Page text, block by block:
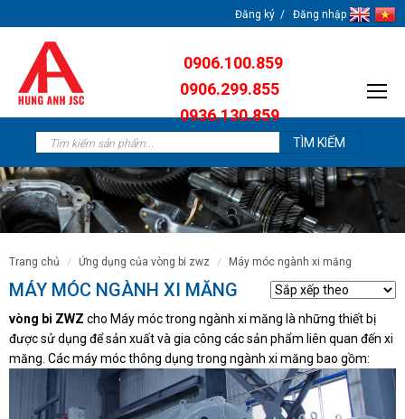
Đăng ký Đăng nhập
0906.100.859
0906.299.855
0936.130.859
trang chủ ứng dụng của vòng bi zwz máy móc ngành xi măng
MÁY MÓC NGÀNH XI MĂNG
vòng bi ZWZ cho Máy móc trong ngành xi măng là những thiết bị
được sử dụng để sản xuất và gia công các sản phẩm liên quan đến xi
măng. Các máy móc thông dụng trong ngành xi măng bao gồm: